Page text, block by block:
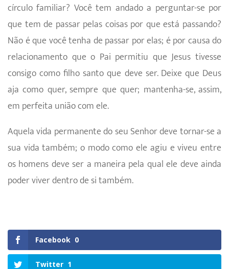
círculo familiar? Você tem andado a perguntar-se por
que tem de passar pelas coisas por que está passando?
Não é que você tenha de passar por elas; é por causa do
relacionamento que o Pai permitiu que Jesus tivesse
consigo como filho santo que deve ser. Deixe que Deus
aja como quer, sempre que quer; mantenha-se, assim,
em perfeita união com ele.
Aquela vida permanente do seu Senhor deve tornar-se a
sua vida também; o modo como ele agiu e viveu entre
os homens deve ser a maneira pela qual ele deve ainda
poder viver dentro de si também.
Facebook 0
Twitter 1